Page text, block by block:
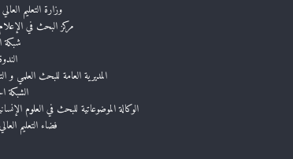
وزارة التعليم
مركز البحث في
شبكة
المديرية العامة للبحث العلمي و
الشبكة
الوكالة الموضوعاتية للبحث في العلوم
فضاء التعليم